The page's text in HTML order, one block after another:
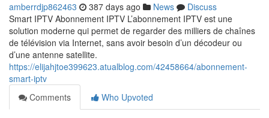
amberrdjp862463 387 days ago News
Discuss
Smart IPTV Abonnement IPTV L’abonnement IPTV est une
solution moderne qui permet de regarder des milliers de chaînes
de télévision via Internet, sans avoir besoin d’un décodeur ou
d’une antenne satellite.
https://elijahjtoe399623.atualblog.com/42458664/abonnement-
smart-iptv
Comments
Who Upvoted